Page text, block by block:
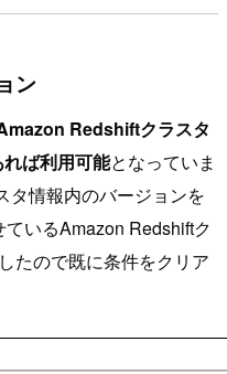
ン
Redshiftクラスタ
ば利用可能となっていま
タ情報内のバージョンを
いるAmazon Redshiftク
たので既に条件をクリア